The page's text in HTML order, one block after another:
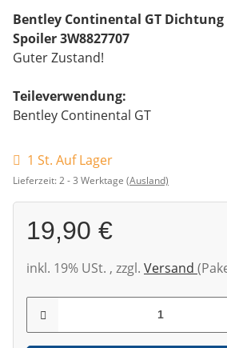
Bentley Continental GT Dichtung
Spoiler 3W8827707
Guter Zustand!
Teileverwendung:
Bentley Continental GT
1 St. Auf Lager
Lieferzeit:2 - 3 Werktage (Ausland)
19,90 €
inkl. 19% USt. , zzgl. Versand